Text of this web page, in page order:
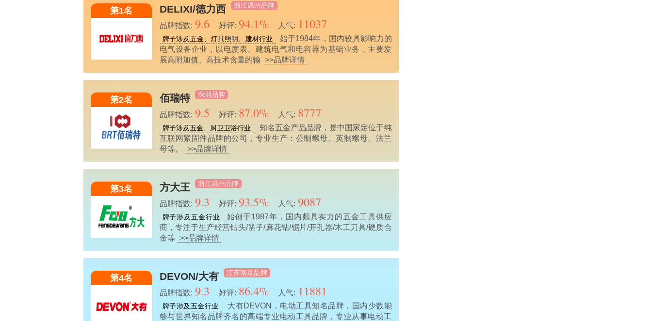
第1名 DELIXI/德力西 浙江温州品牌
品牌指数: 9.6 好评: 94.1% 人气: 11037
牌子涉及五金、灯具照明、建材行业
始于1984年，国内较具影响力的
电气设备企业，以电度表、建筑电气和电容器为基础业务，主要发
展高附加值、高技术含量的输 >>品牌详情
第2名 佰瑞特 深圳品牌
品牌指数: 9.5 好评: 87.0% 人气: 8777
牌子涉及五金、厨卫卫浴行业
知名五金产品品牌，是中国家定位于纯
互联网紧固件品牌的公司，专业生产：公制螺母、英制螺母、法兰
母等。
>>品牌详情
第3名 方大王 浙江温州品牌
品牌指数: 9.3 好评: 93.5% 人气: 9087
牌子涉及五金行业
始创于1987年，国内颇具实力的五金工具供应
商，专注于生产经营钻头/凿子/麻花钻/锯片/开孔器/木工刀具/硬质合
金等 >>品牌详情
第4名 DEVON/大有 江苏南京品牌
品牌指数: 9.3 好评: 86.4% 人气: 11881
牌子涉及五金行业
大有DEVON，电动工具知名品牌，国内少数能
够与世界知名品牌齐名的高端专业电动工具品牌，专业从事电动工